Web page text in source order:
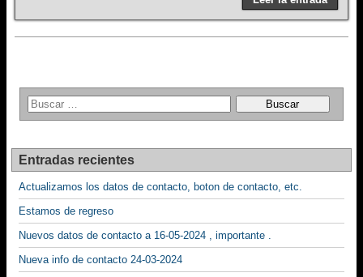
Entradas recientes
Actualizamos los datos de contacto, boton de contacto, etc.
Estamos de regreso
Nuevos datos de contacto a 16-05-2024 , importante .
Nueva info de contacto 24-03-2024